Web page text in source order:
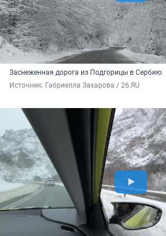
Заснеженная дорога из Подгорицы в Сербию
Источник: Габриелла Захарова / 26.RU